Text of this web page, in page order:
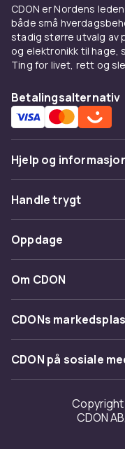
CDON er Nordens
både små
stadig større utvalg av
og elektronikk til hage,
Ting for livet, rett og
Betalingsalternativ
Hjelp og
Vanlige spørsmål
Spor pakke
Angre & returner her
Kontakt oss
Handle trygt
Betaling
Levering
Tilbakekallinger
Oppdage
Kategorier
Varemerker
Om CDON
Om oss
Kundeanmeldelser
Jobbe på CDON
Investor relations
Tilgjengelighet
CDONs
Merchant Help
CDON på sosiale
Copyright
CDON